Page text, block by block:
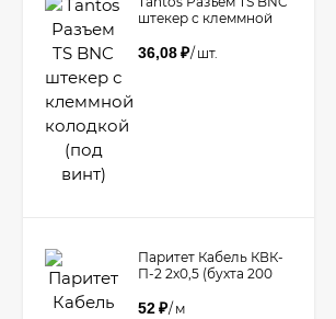
штекер с клеммной
36,08₽/ шт.
Паритет Кабель КВК-
П-2 2х0,5 (бухта 200
52₽/ м